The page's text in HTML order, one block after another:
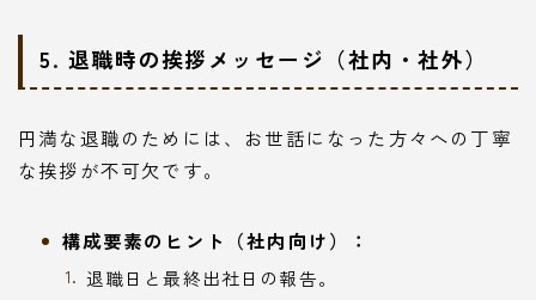
5. 退職時の挨拶メッセージ（社内・社外）
円満な退職のためには、お世話になった方々への丁寧
な挨拶が不可欠です。
構成要素のヒント（社内向け）：
退職日と最終出社日の報告。